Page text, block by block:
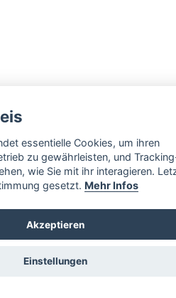
essentielle Cookies, um ihren
zu gewährleisten, und
wie Sie mit ihr interagieren.
gesetzt. Mehr Infos
Akzeptieren
Einstellungen